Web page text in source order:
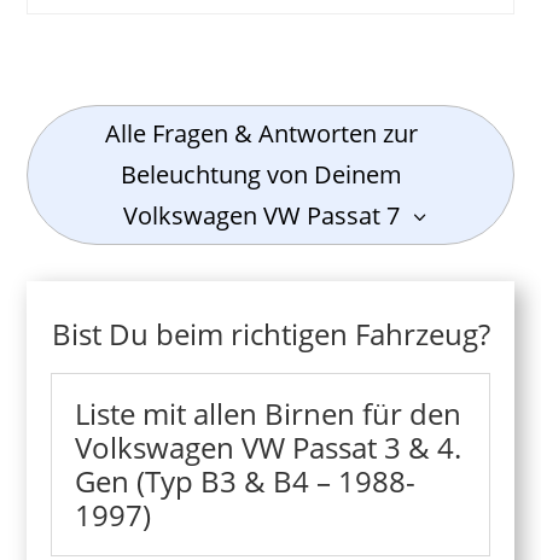
Alle Fragen & Antworten zur
Beleuchtung von Deinem
Volkswagen VW Passat 7
Bist Du beim richtigen Fahrzeug?
Liste mit allen Birnen für den
Volkswagen VW Passat 3 & 4.
Gen (Typ B3 & B4 – 1988-
1997)